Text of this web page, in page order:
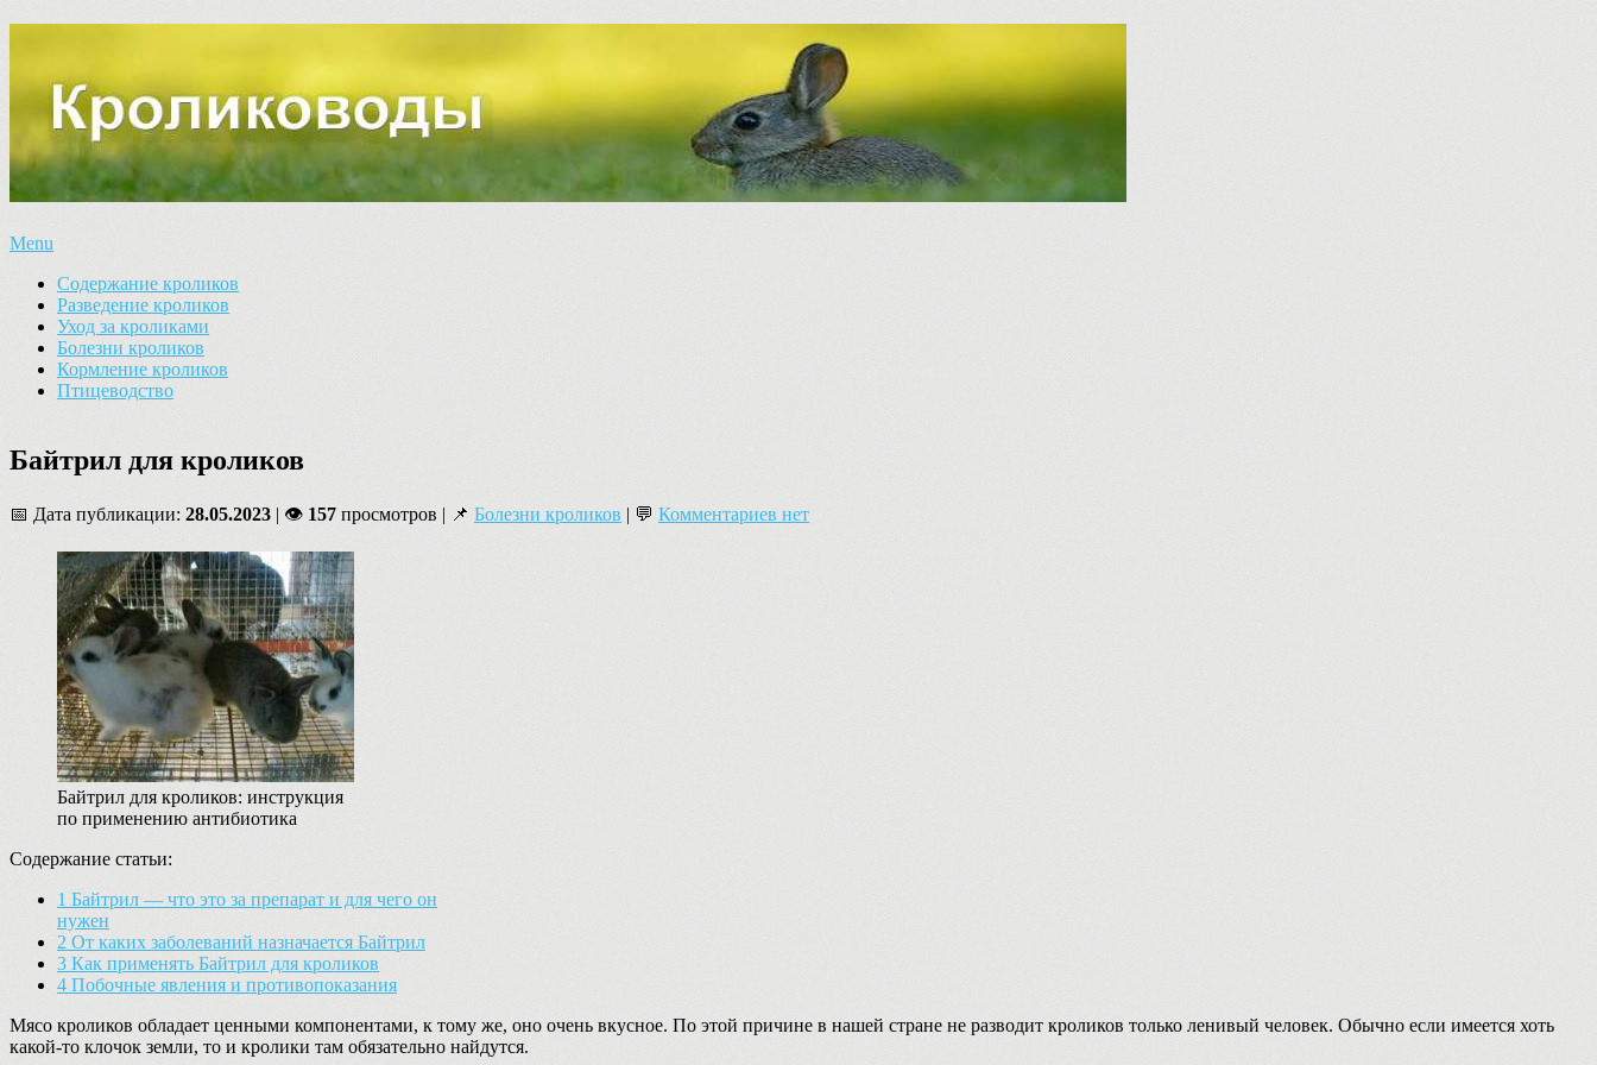
Menu
Содержание кроликов
Разведение кроликов
Уход за кроликами
Болезни кроликов
Кормление кроликов
Птицеводство
Байтрил для кроликов
📅 Дата публикации: 28.05.2023 | 👁 157 просмотров | 📌 Болезни кроликов | 💬 Комментариев нет
Байтрил для кроликов: инструкция
по применению антибиотика
Содержание статьи:
1 Байтрил — что это за препарат и для чего он
нужен
2 От каких заболеваний назначается Байтрил
3 Как применять Байтрил для кроликов
4 Побочные явления и противопоказания
Мясо кроликов обладает ценными компонентами, к тому же, оно очень вкусное. По этой причине в нашей стране не разводит кроликов только ленивый человек. Обычно если имеется хоть
какой-то клочок земли, то и кролики там обязательно найдутся.